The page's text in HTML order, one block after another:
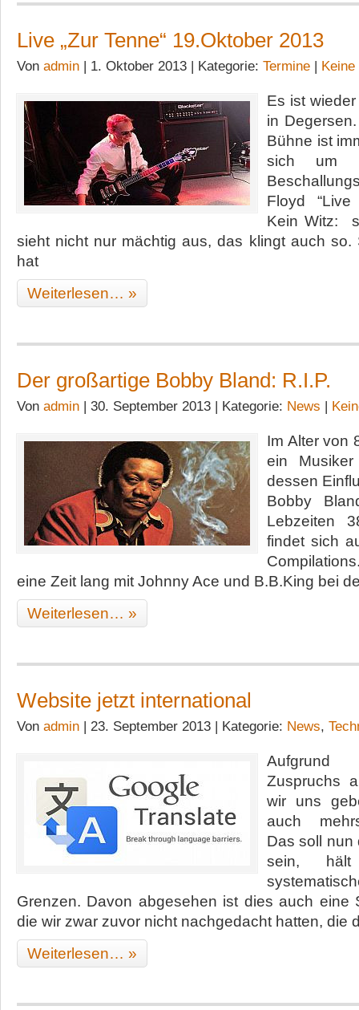
Live „Zur Tenne“ 19.Oktober 2013
Von admin | 1. Oktober 2013 | Kategorie: Termine |
Es ist
in
Bühne ist
sich um
Floyd
Kein Witz:
sieht nicht nur mächtig aus, das klingt auch so.
hat
Weiterlesen… »
Der großartige Bobby Bland: R.I.P.
Von admin | 30. September 2013 | Kategorie: News |
Im Alter von
ein Musiker
dessen
Bobby
Lebzeiten
findet sich
eine Zeit lang mit Johnny Ace und B.B.King bei
Weiterlesen… »
Website jetzt international
Von admin | 23. September 2013 | Kategorie: News,
Aufgrund
Zuspruchs
wir uns
auch
Das soll nun
sein,
Grenzen. Davon abgesehen ist dies auch eine
die wir zwar zuvor nicht nachgedacht hatten, die
Weiterlesen… »